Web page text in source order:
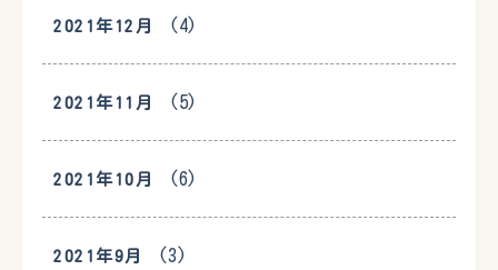
2021年12月 (4)
2021年11月 (5)
2021年10月 (6)
2021年9月 (3)